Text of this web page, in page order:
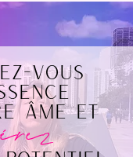
vous
âme et
érez